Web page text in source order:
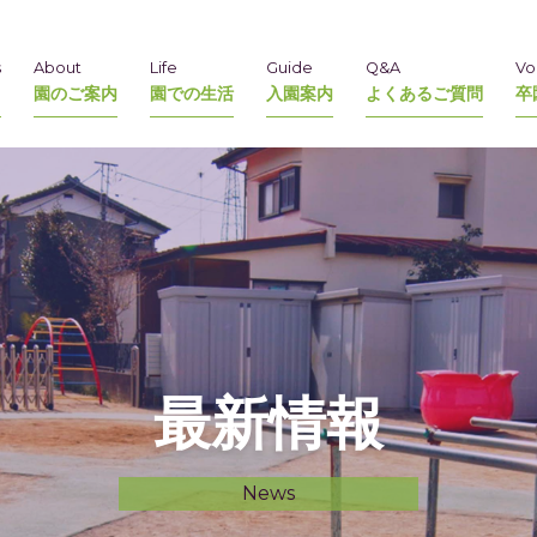
About
園のご案内
Life
園での生活
Guide
入園案内
Q&A
よくあるご質問 卒
最新情報
News